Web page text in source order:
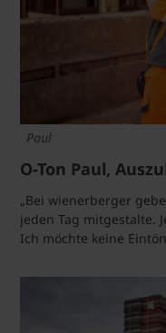
Paul
O-Ton Paul,
„Bei wienerberger
jeden Tag mitgestalte.
Ich möchte keine